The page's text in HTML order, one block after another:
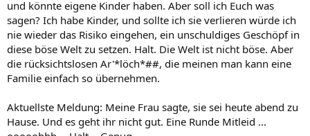
und könnte eigene Kinder haben. Aber soll ich Euch was
sagen? Ich habe Kinder, und sollte ich sie verlieren würde ich
nie wieder das Risiko eingehen, ein unschuldiges Geschöpf in
diese böse Welt zu setzen. Halt. Die Welt ist nicht böse. Aber
die rücksichtslosen Ar'*löch*##, die meinen man kann eine
Familie einfach so übernehmen.
Aktuellste Meldung: Meine Frau sagte, sie sei heute abend zu
Hause. Und es geht ihr nicht gut. Eine Runde Mitleid ...